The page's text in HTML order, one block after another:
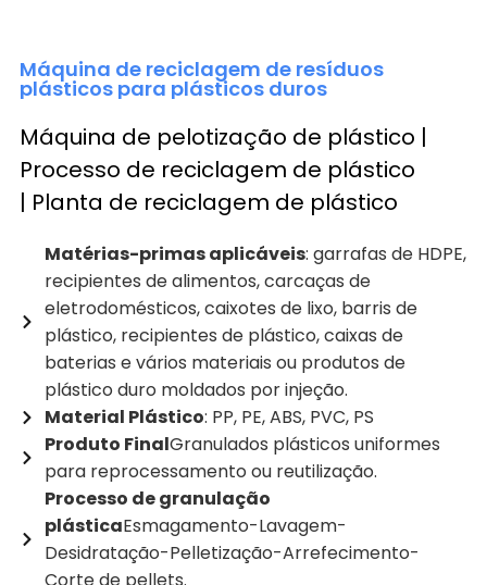
Máquina de reciclagem de resíduos
plásticos para plásticos duros
Máquina de pelotização de plástico |
Processo de reciclagem de plástico
| Planta de reciclagem de plástico
Matérias-primas aplicáveis: garrafas de HDPE,
recipientes de alimentos, carcaças de
eletrodomésticos, caixotes de lixo, barris de
plástico, recipientes de plástico, caixas de
baterias e vários materiais ou produtos de
plástico duro moldados por injeção.
Material Plástico: PP, PE, ABS, PVC, PS
Produto FinalGranulados plásticos uniformes
para reprocessamento ou reutilização.
Processo de granulação
plásticaEsmagamento-Lavagem-
Desidratação-Pelletização-Arrefecimento-